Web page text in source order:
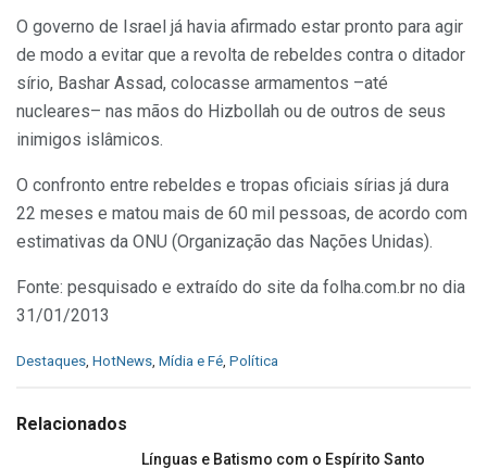
O governo de Israel já havia afirmado estar pronto para agir
de modo a evitar que a revolta de rebeldes contra o ditador
sírio, Bashar Assad, colocasse armamentos –até
nucleares– nas mãos do Hizbollah ou de outros de seus
inimigos islâmicos.
O confronto entre rebeldes e tropas oficiais sírias já dura
22 meses e matou mais de 60 mil pessoas, de acordo com
estimativas da ONU (Organização das Nações Unidas).
Fonte: pesquisado e extraído do site da folha.com.br no dia
31/01/2013
C
e
Destaques, HotNews, Mídia e Fé, Política
Relacionados
Línguas e Batismo com o Espírito Santo